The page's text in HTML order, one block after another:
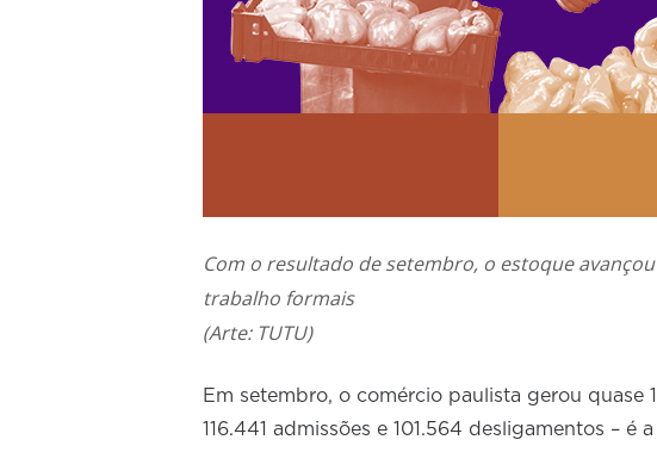
Com o resultado de setembro, o estoque
trabalho formais
(Arte: TUTU)
Em setembro, o comércio paulista gerou quase
116.441 admissões e 101.564 desligamentos –